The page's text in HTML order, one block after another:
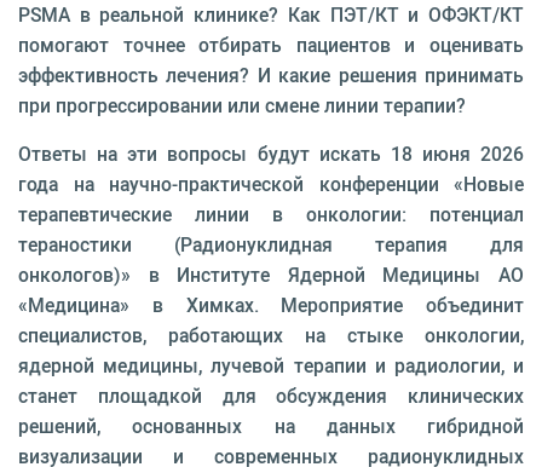
PSMA в реальной клинике? Как ПЭТ/КТ и ОФЭКТ/КТ
помогают точнее отбирать пациентов и оценивать
эффективность лечения? И какие решения принимать
при прогрессировании или смене линии терапии?
Ответы на эти вопросы будут искать 18 июня 2026
года на научно‑практической конференции «Новые
терапевтические линии в онкологии: потенциал
тераностики (Радионуклидная терапия для
онкологов)» в Институте Ядерной Медицины АО
«Медицина» в Химках. Мероприятие объединит
специалистов, работающих на стыке онкологии,
ядерной медицины, лучевой терапии и радиологии, и
станет площадкой для обсуждения клинических
решений, основанных на данных гибридной
визуализации и современных радионуклидных